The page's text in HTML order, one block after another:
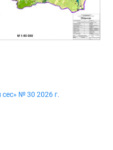
сес» № 30 2026 г.